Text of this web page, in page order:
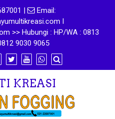
|
Email:
ǀ
>> Hubungi : HP/WA : 0813
9030 9065
KREASI